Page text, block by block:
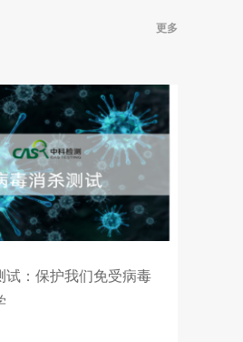
更多
试：保护我们免受病毒